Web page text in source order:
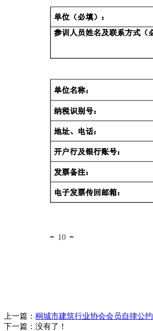
上一篇： 桐城市建筑行业协会会员自律公约
下一篇：没有了！